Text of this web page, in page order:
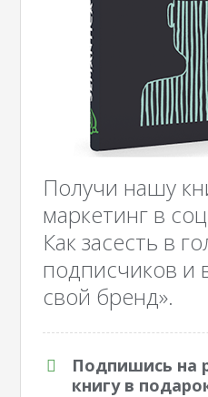
Получи нашу
маркетинг в
Как засесть в
подписчиков и
свой бренд».
Подпишись на
книгу в